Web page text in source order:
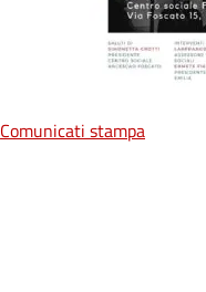
Comunicati stampa